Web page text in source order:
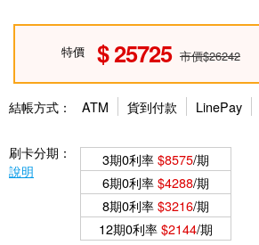
特價 25725 市價$26242
結帳方式： ATM 貨到付款 LinePay
刷卡分期：
說明
3期0利率$8575/期
6期0利率$4288/期
8期0利率$3216/期
12期0利率$2144/期